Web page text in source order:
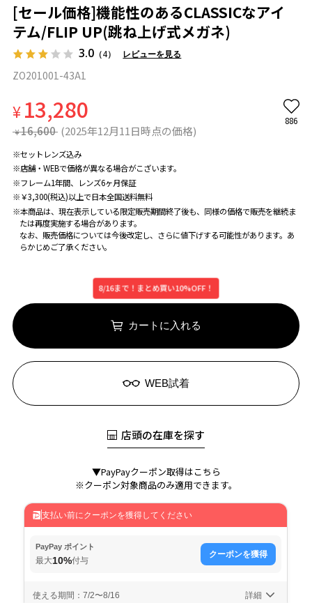
[セール価格]機能性のあるCLASSICなアイ
テム/FLIP UP(跳ね上げ式メガネ)
3.0 （4） レビューを見る
ZO201001-43A1
¥13,280
¥ 16,600 (2025年12月11日時点の価格)
886
※セットレンズ込み
※店舗・WEBで価格が異なる場合がこざいます。
※フレーム1年間、レンズ6ヶ月保証
※￥3,300(税込)以上で日本全国送料無料
※本商品は、現在表示している限定販売期間終了後も、同様の価格で販売を継続ま
たは再度実施する場合があります。
なお、販売価格については今後改定し、さらに値下げする可能性があります。あ
らかじめご了承ください。
8/16まで！まとめ買い10%OFF！
カートに入れる
WEB試着
店頭の在庫を探す
▼PayPayクーポン取得はこちら
※クーポン対象商品のみ適用できます。